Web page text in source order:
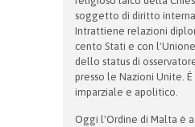
soggetto di diritto
Intrattiene relazioni
cento Stati e con
dello status di
presso le Nazioni Unite. È
imparziale e apolitico.
Oggi l'Ordine di Malta è